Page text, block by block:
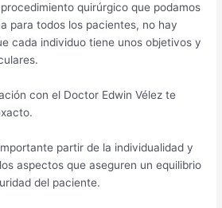
quirúrgico que podamos
para todos los pacientes, no hay
cada individuo tiene unos objetivos y
con el Doctor Edwin Vélez te
partir de la individualidad y
aspectos que aseguren un equilibrio
del paciente.